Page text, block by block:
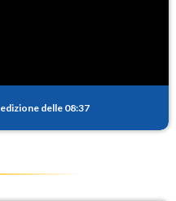
edizione delle 08:37